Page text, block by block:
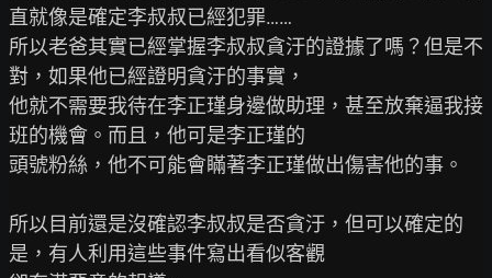
直就像是確定李叔叔已經犯罪……
所以老爸其實已經掌握李叔叔貪汙的證據了嗎？但是不
對，如果他已經證明貪汙的事實，
他就不需要我待在李正瑾身邊做助理，甚至放棄逼我接
班的機會。而且，他可是李正瑾的
頭號粉絲，他不可能會瞞著李正瑾做出傷害他的事。
所以目前還是沒確認李叔叔是否貪汙，但可以確定的
是，有人利用這些事件寫出看似客觀